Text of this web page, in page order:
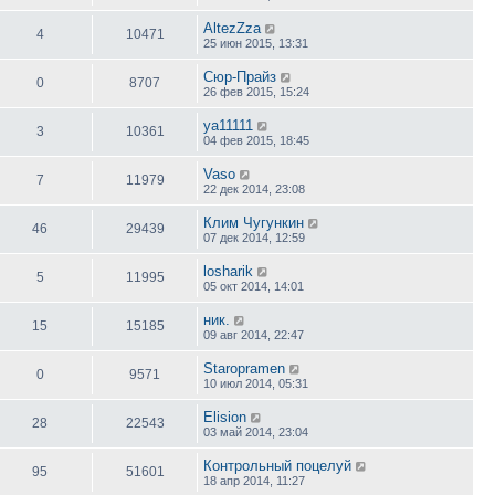
4 10471 AltezZza
25 июн 2015, 13:31
0 8707 Сюр-Прайз
26 фев 2015, 15:24
3 10361 ya11111
04 фев 2015, 18:45
7 11979 Vaso
22 дек 2014, 23:08
46 29439 Клим Чугункин
07 дек 2014, 12:59
5 11995 losharik
05 окт 2014, 14:01
15 15185 ник.
09 авг 2014, 22:47
0 9571 Staropramen
10 июл 2014, 05:31
28 22543 Elision
03 май 2014, 23:04
95 51601 Контрольный поцелуй
18 апр 2014, 11:27